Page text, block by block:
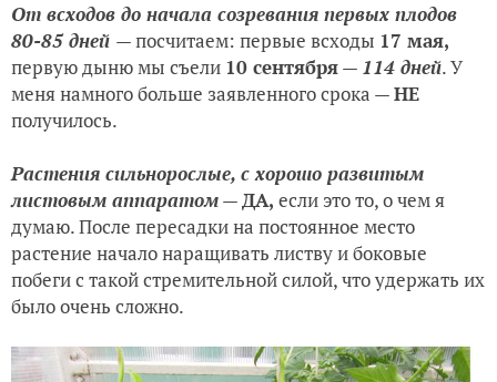
От всходов до начала созревания первых плодов
80-85 дней — посчитаем: первые всходы 17 мая,
первую дыню мы съели 10 сентября— 114 дней. У
меня намного больше заявленного срока —НЕ
получилось.
Растения сильнорослые, с хорошо развитым
листовым аппаратом—ДА, если это то, о чем я
думаю. После пересадки на постоянное место
растение начало наращивать листву и боковые
побеги с такой стремительной силой, что удержать их
было очень сложно.